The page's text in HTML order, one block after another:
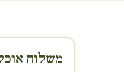
משלוח